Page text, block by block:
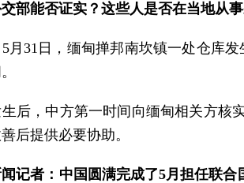
部能否证实？这些人是否在当地从
月31日，缅甸掸邦南坎镇一处仓库
后，中方第一时间向缅甸相关方核
后提供必要协助。
记者：中国圆满完成了5月担任联